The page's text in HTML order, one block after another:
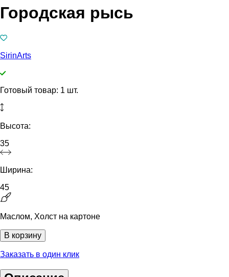
Городская рысь
SirinArts
Готовый товар: 1 шт.
Высота:
35
Ширина:
45
Маслом, Холст на картоне
В корзину
Заказать в один клик